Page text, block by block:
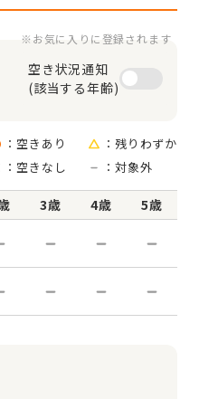
※お気に入りに登録されます
空き状況通知
(該当する年齢)
：空きあり
：残りわずか
：空きなし
：対象外
3歳 4歳 5歳